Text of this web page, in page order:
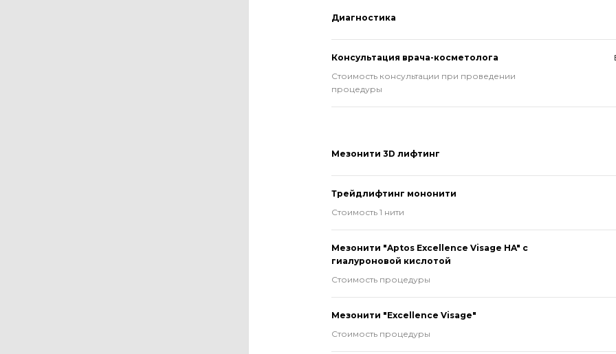
Диагностика
Консультация врача-косметолога
Стоимость консультации при проведении
процедуры
Мезонити 3D лифтинг
Трейдлифтинг мононити
Стоимость 1 нити
Мезонити "Aptos Excellence Visage HA" с
гиалуроновой кислотой
Стоимость процедуры
Мезонити "Excellence Visage"
Стоимость процедуры